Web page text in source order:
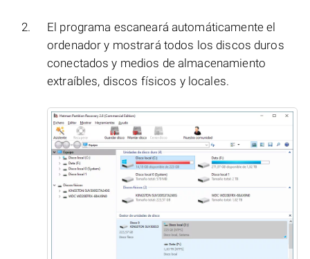
El programa escaneará automáticamente el
ordenador y mostrará todos los discos duros
conectados y medios de almacenamiento
extraíbles, discos físicos y locales.